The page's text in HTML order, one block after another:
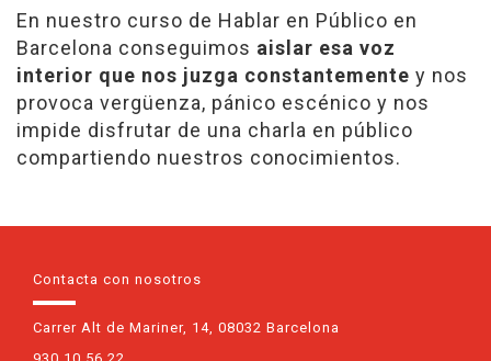
En nuestro curso de Hablar en Público en
Barcelona conseguimos aislar esa voz
interior que nos juzga constantemente y nos
provoca vergüenza, pánico escénico y nos
impide disfrutar de una charla en público
compartiendo nuestros conocimientos.
Contacta con nosotros
Carrer Alt de Mariner, 14, 08032 Barcelona